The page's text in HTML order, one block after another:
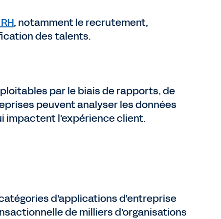
, notamment le recrutement,
des talents.
par le biais de rapports, de
peuvent analyser les données
impactent l'expérience client.
d'applications d'entreprise
de milliers d'organisations